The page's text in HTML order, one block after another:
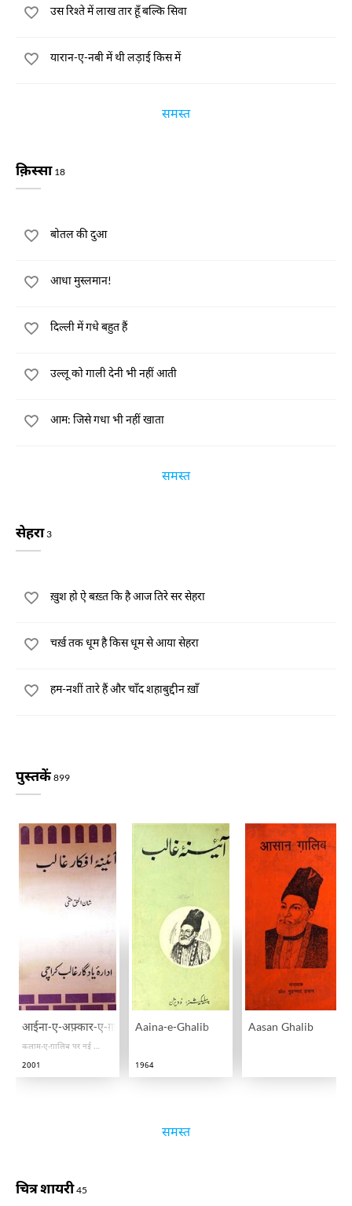
उस रिश्ते में लाख तार हूँ बल्कि सिवा
यारान-ए-नबी में थी लड़ाई किस में
समस्त
क़िस्सा 18
बोतल की दुआ
आधा मुस्लमान!
दिल्ली में गधे बहुत हैं
उल्लू को गाली देनी भी नहीं आती
आम: जिसे गधा भी नहीं खाता
समस्त
सेहरा3
ख़ुश हो ऐ बख़्त कि है आज तिरे सर सेहरा
चर्ख़ तक धूम है किस धूम से आया सेहरा
हम-नशीं तारे हैं और चाँद शहाबुद्दीन ख़ाँ
पुस्तकें 899
आईना-ए-अफ़्कार-ए-ग़ालिब
कलाम-ए-ग़ालिब पर नई रौशनी
2001
Aaina-e-Ghalib
1964
Aasan Ghalib
समस्त
चित्र शायरी45